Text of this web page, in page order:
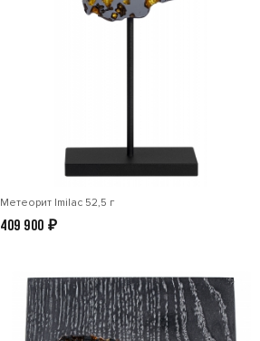
Метеорит Imilac 52,5 г
409 900 ₽